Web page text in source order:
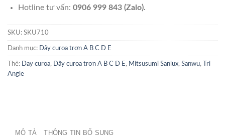
Hotline tư vấn: 0906 999 843 (Zalo).
SKU: SKU710
Danh mục: Dây curoa trơn A B C D E
Thẻ: Day curoa, Dây curoa trơn A B C D E , Mitsusumi Sanlux, Sanwu,
Tri
Angle
MÔ TẢ THÔNG TIN BỔ SUNG